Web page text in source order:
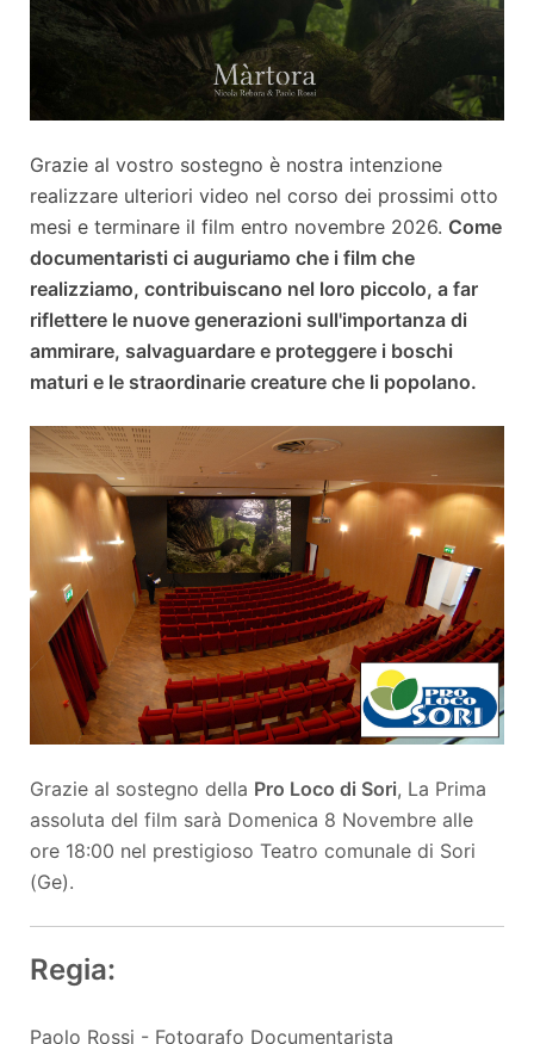
Grazie al vostro sostegno è nostra intenzione
realizzare ulteriori video nel corso dei prossimi otto
mesi e terminare il film entro novembre 2026. Come
documentaristi ci auguriamo che i film che
realizziamo, contribuiscano nel loro piccolo, a far
riflettere le nuove generazioni sull'importanza di
ammirare, salvaguardare e proteggere i boschi
maturi e le straordinarie creature che li popolano.
Grazie al sostegno della Pro Loco di Sori, La Prima
assoluta del film sarà Domenica 8 Novembre alle
ore 18:00 nel prestigioso Teatro comunale di Sori
(Ge).
Regia:
Paolo Rossi - Fotografo Documentarista